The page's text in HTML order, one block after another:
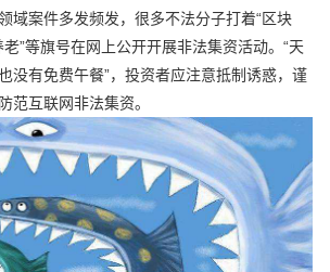
域案件多发频发，很多不法分子打着“区块
老”等旗号在网上公开开展非法集资活动。“天
没有免费午餐”，投资者应注意抵制诱惑，谨
范互联网非法集资。